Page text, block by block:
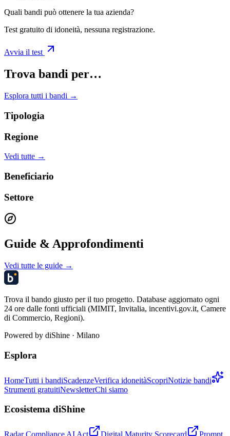
Quali bandi può ottenere la tua azienda?
Test gratuito di idoneità, nessuna registrazione.
Avvia il test
Trova bandi per…
Esplora tutti i bandi →
Tipologia
Regione
Vedi tutte →
Beneficiario
Settore
Guide & Approfondimenti
Vedi tutte le guide →
Trova il bando giusto per il tuo progetto. Database aggiornato ogni
24 ore dalle fonti ufficiali (MIMIT, Invitalia, incentivi.gov.it, Camere
di Commercio, Regioni).
Powered by diShine · Milano
Esplora
HomeTutti i bandiScadenzeVerifica idoneitàScopriNotizie bandi
Strumenti gratuitiNewsletterChi siamo
Ecosistema diShine
Radar Compliance AI Act Digital Maturity Scorecard Prompt